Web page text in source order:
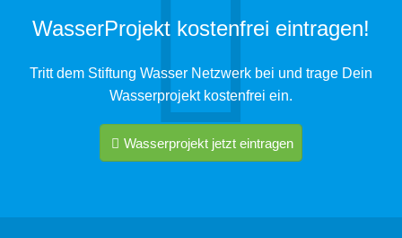
WasserProjekt kostenfrei eintragen!
Tritt dem Stiftung Wasser Netzwerk bei und trage Dein
Wasserprojekt kostenfrei ein.
Wasserprojekt jetzt eintragen